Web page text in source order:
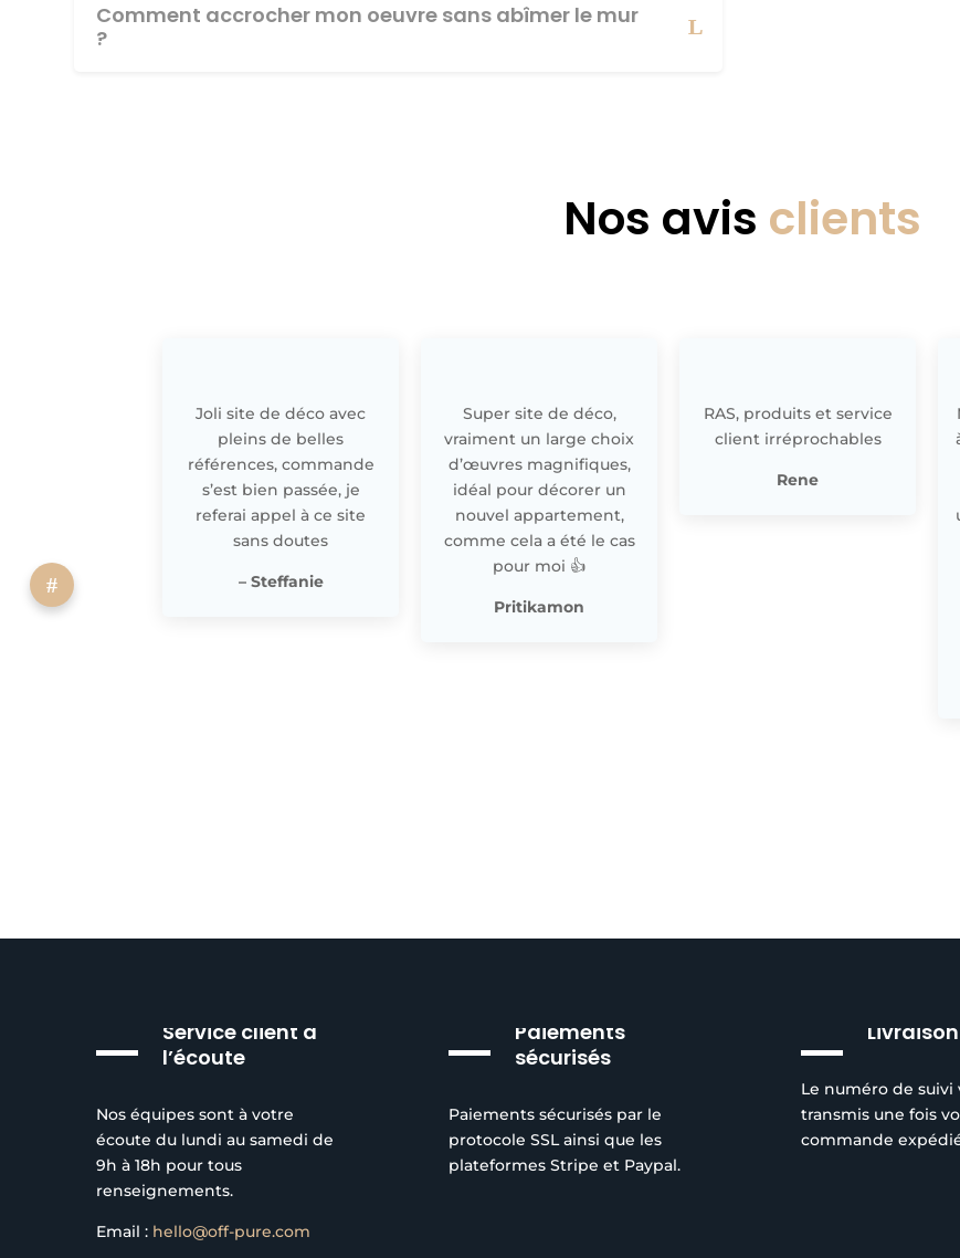
Comment accrocher mon oeuvre sans abîmer le mur
?
Nos avis clients
Joli site de déco avec
pleins de belles
références, commande
s’est bien passée, je
referai appel à ce site
sans doutes
– Steffanie
Super site de déco,
vraiment un large choix
d’œuvres magnifiques,
idéal pour décorer un
nouvel appartement,
comme cela a été le cas
pour moi 👍
Pritikamon
RAS, produits et service
client irréprochables
Rene
Service client à
l’écoute
Nos équipes sont à votre
écoute du lundi au samedi de
9h à 18h pour tous
renseignements.
Email : hello@off-pure.com
Paiements
sécurisés
Paiements sécurisés par le
protocole SSL ainsi que les
plateformes Stripe et Paypal.
Le numéro de suivi
transmis une fois
commande